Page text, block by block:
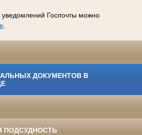
Госпочты можно
ДОКУМЕНТОВ В
ПОДСУДНОСТЬ